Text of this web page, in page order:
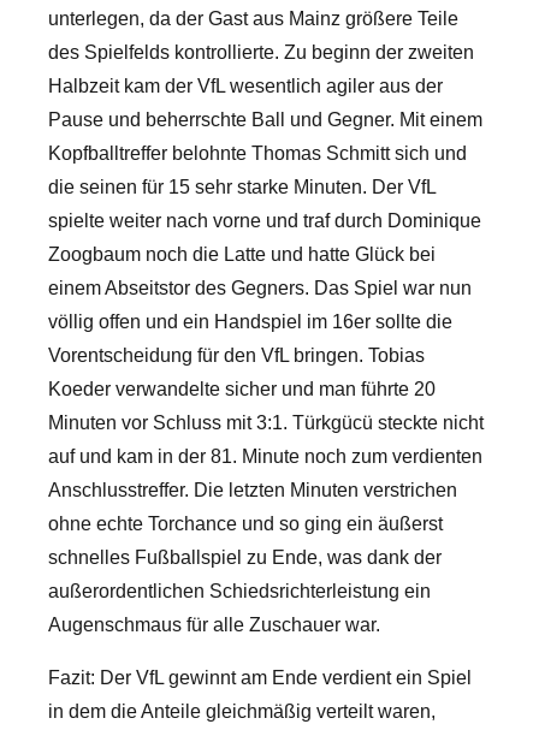
unterlegen, da der Gast aus Mainz größere Teile
des Spielfelds kontrollierte. Zu beginn der zweiten
Halbzeit kam der VfL wesentlich agiler aus der
Pause und beherrschte Ball und Gegner. Mit einem
Kopfballtreffer belohnte Thomas Schmitt sich und
die seinen für 15 sehr starke Minuten. Der VfL
spielte weiter nach vorne und traf durch Dominique
Zoogbaum noch die Latte und hatte Glück bei
einem Abseitstor des Gegners. Das Spiel war nun
völlig offen und ein Handspiel im 16er sollte die
Vorentscheidung für den VfL bringen. Tobias
Koeder verwandelte sicher und man führte 20
Minuten vor Schluss mit 3:1. Türkgücü steckte nicht
auf und kam in der 81. Minute noch zum verdienten
Anschlusstreffer. Die letzten Minuten verstrichen
ohne echte Torchance und so ging ein äußerst
schnelles Fußballspiel zu Ende, was dank der
außerordentlichen Schiedsrichterleistung ein
Augenschmaus für alle Zuschauer war.
Fazit: Der VfL gewinnt am Ende verdient ein Spiel
in dem die Anteile gleichmäßig verteilt waren,